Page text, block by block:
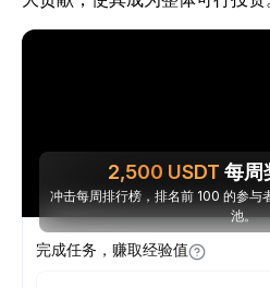
2,500 USDT 每周
冲击每周排行榜，排名前 100 的参
池。
完成任务，赚取经验值